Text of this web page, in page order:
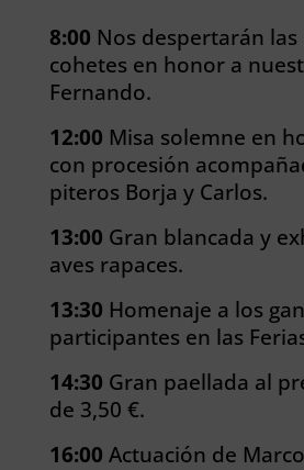
8:00 Nos despertarán
cohetes en honor a
Fernando.
12:00 Misa solemne en
con procesión
piteros Borja y Carlos.
13:00 Gran blancada y
aves rapaces.
13:30 Homenaje a los
participantes en las
14:30 Gran paellada al
de 3,50 €.
16:00 Actuación de